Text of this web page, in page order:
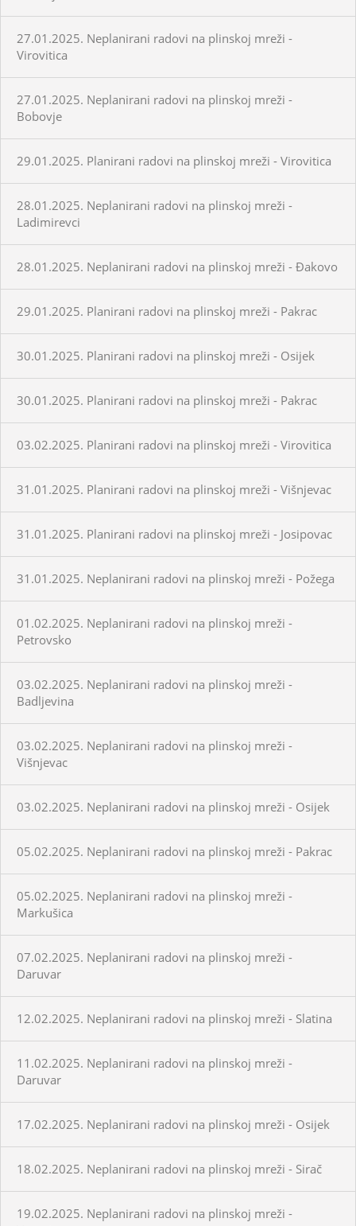
27.01.2025. Neplanirani radovi na plinskoj mreži -
Virovitica
27.01.2025. Neplanirani radovi na plinskoj mreži -
Bobovje
29.01.2025. Planirani radovi na plinskoj mreži - Virovitica
28.01.2025. Neplanirani radovi na plinskoj mreži -
Ladimirevci
28.01.2025. Neplanirani radovi na plinskoj mreži - Đakovo
29.01.2025. Planirani radovi na plinskoj mreži - Pakrac
30.01.2025. Planirani radovi na plinskoj mreži - Osijek
30.01.2025. Planirani radovi na plinskoj mreži - Pakrac
03.02.2025. Planirani radovi na plinskoj mreži - Virovitica
31.01.2025. Planirani radovi na plinskoj mreži - Višnjevac
31.01.2025. Planirani radovi na plinskoj mreži - Josipovac
31.01.2025. Neplanirani radovi na plinskoj mreži - Požega
01.02.2025. Neplanirani radovi na plinskoj mreži -
Petrovsko
03.02.2025. Neplanirani radovi na plinskoj mreži -
Badljevina
03.02.2025. Neplanirani radovi na plinskoj mreži -
Višnjevac
03.02.2025. Neplanirani radovi na plinskoj mreži - Osijek
05.02.2025. Neplanirani radovi na plinskoj mreži - Pakrac
05.02.2025. Neplanirani radovi na plinskoj mreži -
Markušica
07.02.2025. Neplanirani radovi na plinskoj mreži -
Daruvar
12.02.2025. Neplanirani radovi na plinskoj mreži - Slatina
11.02.2025. Neplanirani radovi na plinskoj mreži -
Daruvar
17.02.2025. Neplanirani radovi na plinskoj mreži - Osijek
18.02.2025. Neplanirani radovi na plinskoj mreži - Sirač
19.02.2025. Neplanirani radovi na plinskoj mreži -